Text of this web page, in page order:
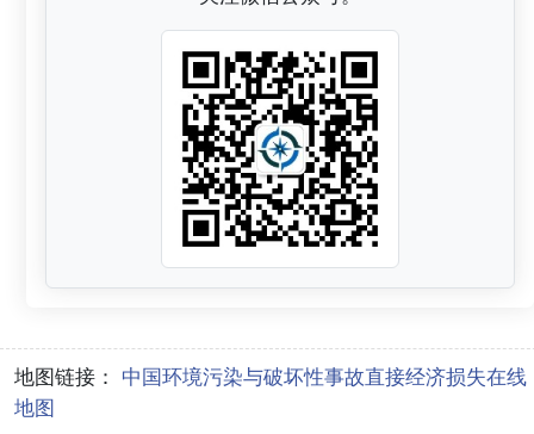
地图链接： 中国环境污染与破坏性事故直接经济损失在线
地图